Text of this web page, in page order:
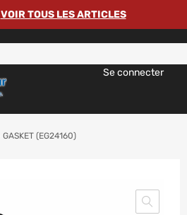
VOIR TOUS LES ARTICLES
Se connecter
GASKET (EG24160)